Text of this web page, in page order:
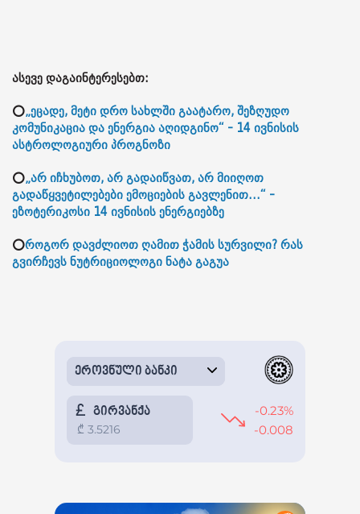
ასევე დაგაინტერესებთ:
⭕„ეცადე, მეტი დრო სახლში გაატარო, შეზღუდო
კომუნიკაცია და ენერგია აღიდგინო“ - 14 ივნისის
ასტროლოგიური პროგნოზი
⭕„არ იჩხუბოთ, არ გადაიწვათ, არ მიიღოთ
გადაწყვეტილებები ემოციების გავლენით...“ -
ეზოტერიკოსი 14 ივნისის ენერგიებზე
⭕როგორ დავძლიოთ ღამით ჭამის სურვილი? რას
გვირჩევს ნუტრიციოლოგი ნატა გაგუა